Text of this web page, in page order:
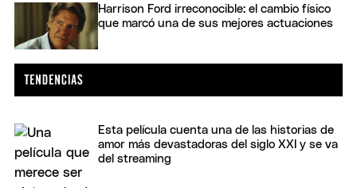
Harrison Ford irreconocible: el cambio físico
que marcó una de sus mejores actuaciones
Esta película cuenta una de las historias de
amor más devastadoras del siglo XXI y se va
del streaming